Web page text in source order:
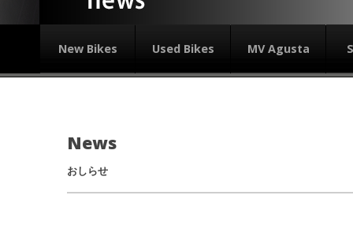
New Bikes Used Bikes MV Agusta
News
おしらせ